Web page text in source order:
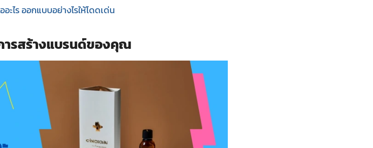
ะไร ออกแบบอย่างไรให้โดดเด่น
ารสร้างแบรนด์ของคุณ